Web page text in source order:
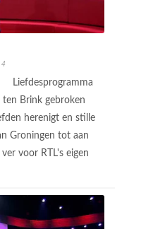
4
Liefdesprogramma
Brink gebroken
herenigt en stille
Groningen tot aan
voor RTL's eigen